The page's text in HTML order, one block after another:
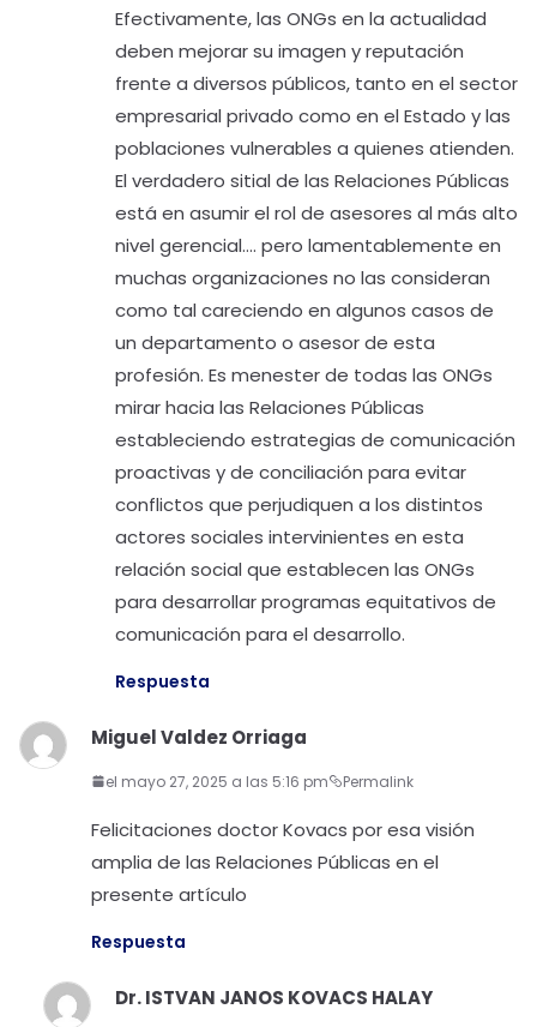
Efectivamente, las ONGs en la actualidad
deben mejorar su imagen y reputación
frente a diversos públicos, tanto en el sector
empresarial privado como en el Estado y las
poblaciones vulnerables a quienes atienden.
El verdadero sitial de las Relaciones Públicas
está en asumir el rol de asesores al más alto
nivel gerencial…. pero lamentablemente en
muchas organizaciones no las consideran
como tal careciendo en algunos casos de
un departamento o asesor de esta
profesión. Es menester de todas las ONGs
mirar hacia las Relaciones Públicas
estableciendo estrategias de comunicación
proactivas y de conciliación para evitar
conflictos que perjudiquen a los distintos
actores sociales intervinientes en esta
relación social que establecen las ONGs
para desarrollar programas equitativos de
comunicación para el desarrollo.
Respuesta
Miguel Valdez Orriaga
el mayo 27, 2025 a las 5:16 pm Permalink
Felicitaciones doctor Kovacs por esa visión
amplia de las Relaciones Públicas en el
presente artículo
Respuesta
Dr. ISTVAN JANOS KOVACS HALAY